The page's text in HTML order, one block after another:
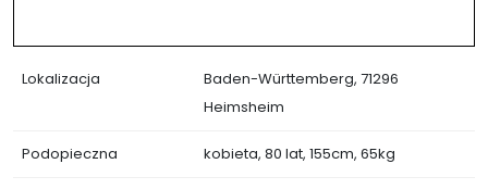
Lokalizacja
Baden-Württemberg, 71296
Heimsheim
Podopieczna kobieta, 80 lat, 155cm, 65kg